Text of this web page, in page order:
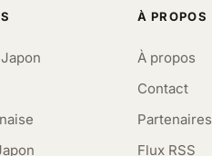
À PROPOS
À propos
Contact
Partenaires
Flux RSS